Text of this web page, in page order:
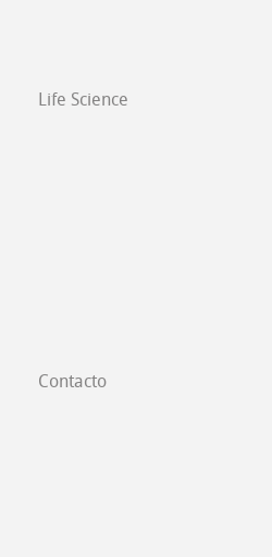
Life Science
Contacto